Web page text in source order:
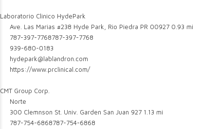
Laboratorio Clinico HydePark
Ave. Las Marias #238 Hyde Park, Rio Piedra PR 00927 0.93 mi
787-397-7768787-397-7768
939-680-0183
hydepark@lablandron.com
https://www.prclinical.com/
CMT Group Corp.
Norte
300 Clemnson St. Univ. Garden San Juan 927 1.13 mi
787-754-6868787-754-6868